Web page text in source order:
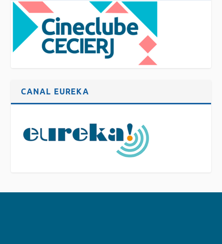
CANAL EUREKA